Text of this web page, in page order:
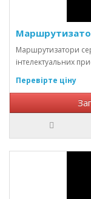
Маршрутизатори
інтелектуальних
Перевірте ціну